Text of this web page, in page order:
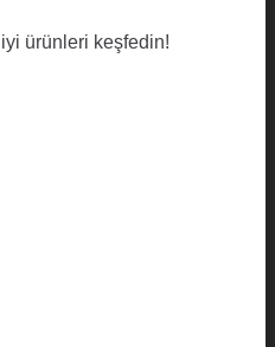
ürünleri keşfedin!